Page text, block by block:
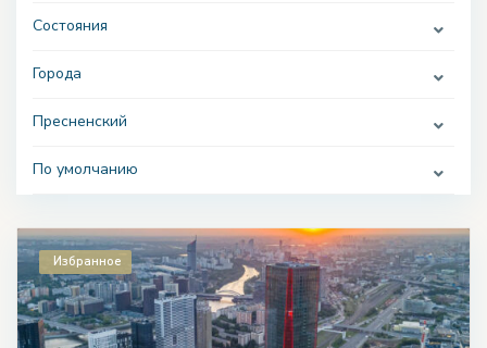
Состояния
Города
Пресненский
По умолчанию
Избранное